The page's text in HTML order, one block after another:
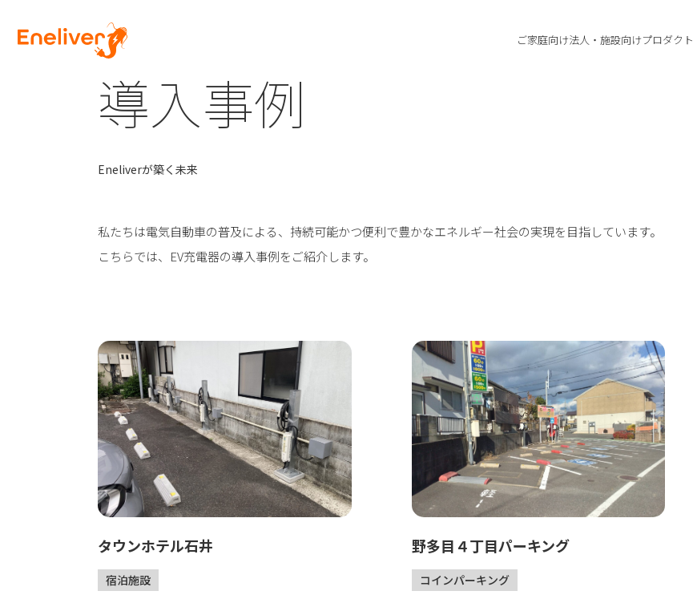
ご家庭向け法人・施設向けプロダクト
導入事例
Eneliverが築く未来
私たちは電気自動車の普及による、持続可能かつ便利で豊かなエネルギー社会の実現を目指しています。
こちらでは、EV充電器の導入事例をご紹介します。
タウンホテル石井
宿泊施設
野多目４丁目パーキング
コインパーキング